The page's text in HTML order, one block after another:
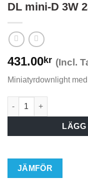
DL mini-D 3W
431.00kr (Incl.
Miniatyrdownlight
DL mini-D 3W 230V
JÄMFÖR